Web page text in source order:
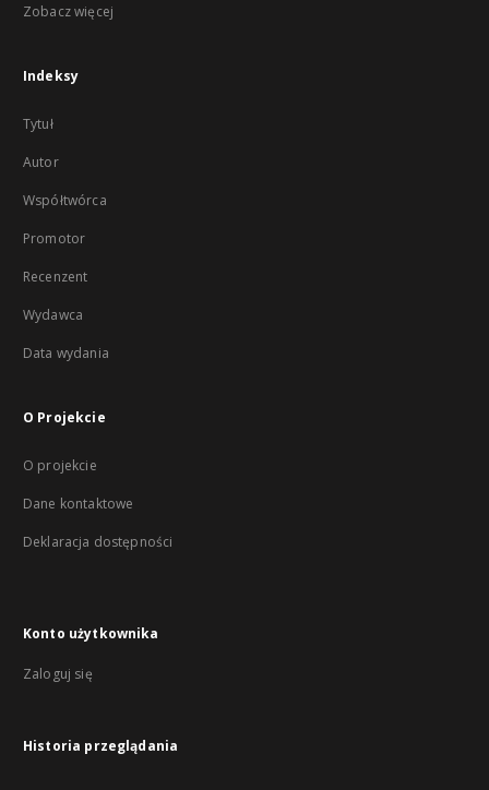
Zobacz więcej
Indeksy
Tytuł
Autor
Współtwórca
Promotor
Recenzent
Wydawca
Data wydania
O Projekcie
O projekcie
Dane kontaktowe
Deklaracja dostępności
Konto użytkownika
Zaloguj się
Historia przeglądania